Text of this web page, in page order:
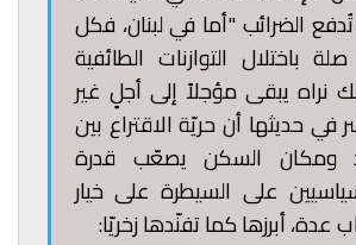
الضرائب "أما في لبنان، فكل
باختلال التوازنات الطائفية
نراه يبقى مؤجلاً إلى أجلٍ غير
حديثها أن حريّة الاقتراع بين
ومكان السكن يصعّب قدرة
على السيطرة على خيار
عدة، أبرزها كما تفنّدها زخريّا: